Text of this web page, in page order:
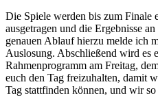
Die Spiele werden bis zum Finale
ausgetragen und die Ergebnisse
genauen Ablauf hierzu melde ich
Auslosung. Abschließend wird es
Rahmenprogramm am Freitag,
euch den Tag freizuhalten, damit
Tag stattfinden können, und wir